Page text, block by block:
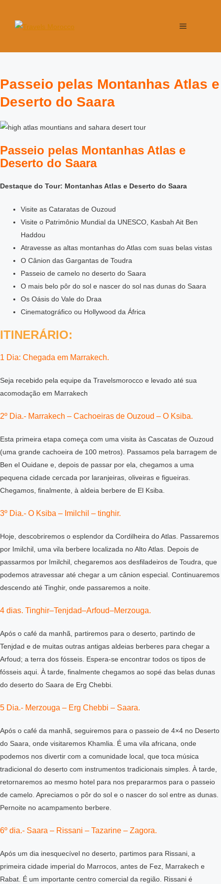
Passeio pelas Montanhas Atlas e
Deserto do Saara
Passeio pelas Montanhas Atlas e
Deserto do Saara
Destaque do Tour: Montanhas Atlas e Deserto do Saara
Visite as Cataratas de Ouzoud
Visite o Patrimônio Mundial da UNESCO, Kasbah Ait Ben
Haddou
Atravesse as altas montanhas do Atlas com suas belas vistas
O Cânion das Gargantas de Toudra
Passeio de camelo no deserto do Saara
O mais belo pôr do sol e nascer do sol nas dunas do Saara
Os Oásis do Vale do Draa
Cinematográfico ou Hollywood da África
ITINERÁRIO:
1 Dia: Chegada em Marrakech.
Seja recebido pela equipe da Travelsmorocco e levado até sua
acomodação em Marrakech
2º Dia.- Marrakech – Cachoeiras de Ouzoud – O Ksiba.
Esta primeira etapa começa com uma visita às Cascatas de Ouzoud
(uma grande cachoeira de 100 metros). Passamos pela barragem de
Ben el Ouidane e, depois de passar por ela, chegamos a uma
pequena cidade cercada por laranjeiras, oliveiras e figueiras.
Chegamos, finalmente, à aldeia berbere de El Ksiba.
3º Dia.- O Ksiba – Imilchil – tinghir.
Hoje, descobriremos o esplendor da Cordilheira do Atlas. Passaremos
por Imilchil, uma vila berbere localizada no Alto Atlas. Depois de
passarmos por Imilchil, chegaremos aos desfiladeiros de Toudra, que
podemos atravessar até chegar a um cânion especial. Continuaremos
descendo até Tinghir, onde passaremos a noite.
4 dias. Tinghir–Tenjdad–Arfoud–Merzouga.
Após o café da manhã, partiremos para o deserto, partindo de
Tenjdad e de muitas outras antigas aldeias berberes para chegar a
Arfoud; a terra dos fósseis. Espera-se encontrar todos os tipos de
fósseis aqui. À tarde, finalmente chegamos ao sopé das belas dunas
do deserto do Saara de Erg Chebbi.
5 Dia.- Merzouga – Erg Chebbi – Saara.
Após o café da manhã, seguiremos para o passeio de 4×4 no Deserto
do Saara, onde visitaremos Khamlia. É uma vila africana, onde
podemos nos divertir com a comunidade local, que toca música
tradicional do deserto com instrumentos tradicionais simples. À tarde,
retornaremos ao mesmo hotel para nos prepararmos para o passeio
de camelo. Apreciamos o pôr do sol e o nascer do sol entre as dunas.
Pernoite no acampamento berbere.
6º dia.- Saara – Rissani – Tazarine – Zagora.
Após um dia inesquecível no deserto, partimos para Rissani, a
primeira cidade imperial do Marrocos, antes de Fez, Marrakech e
Rabat. É um importante centro comercial da região. Rissani é